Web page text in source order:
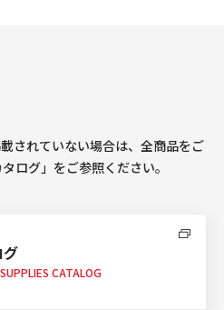
されていない場合は、全商品をご
ログ」をご参照ください。
CATALOG